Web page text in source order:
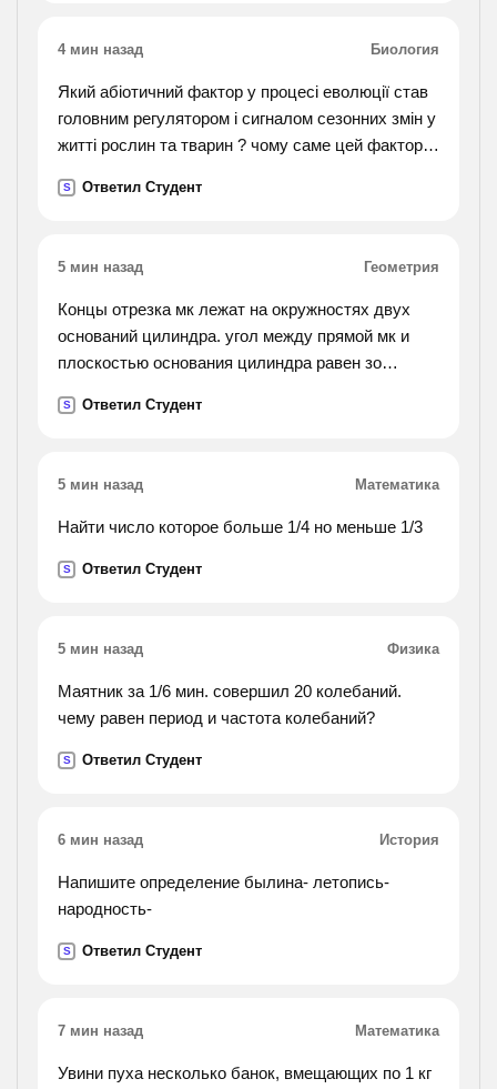
4 мин назад Биология
Який абіотичний фактор у процесі еволюції став
головним регулятором і сигналом сезонних змін у
житті рослин та тварин ? чому саме цей фактор ,
S Ответил Студент
5 мин назад Геометрия
Концы отрезка мк лежат на окружностях двух
оснований цилиндра. угол между прямой мк и
плоскостью основания цилиндра равен зо
равна 40п. найдите периметр осевого сечения
S Ответил Студент
5 мин назад Математика
Найти число которое больше 1/4 но меньше 1/3
S Ответил Студент
5 мин назад Физика
Маятник за 1/6 мин. совершил 20 колебаний.
чему равен период и частота колебаний?
S Ответил Студент
6 мин назад История
Напишите определение былина- летопись-
народность-
S Ответил Студент
7 мин назад Математика
Увини пуха несколько банок, вмещающих по 1 кг